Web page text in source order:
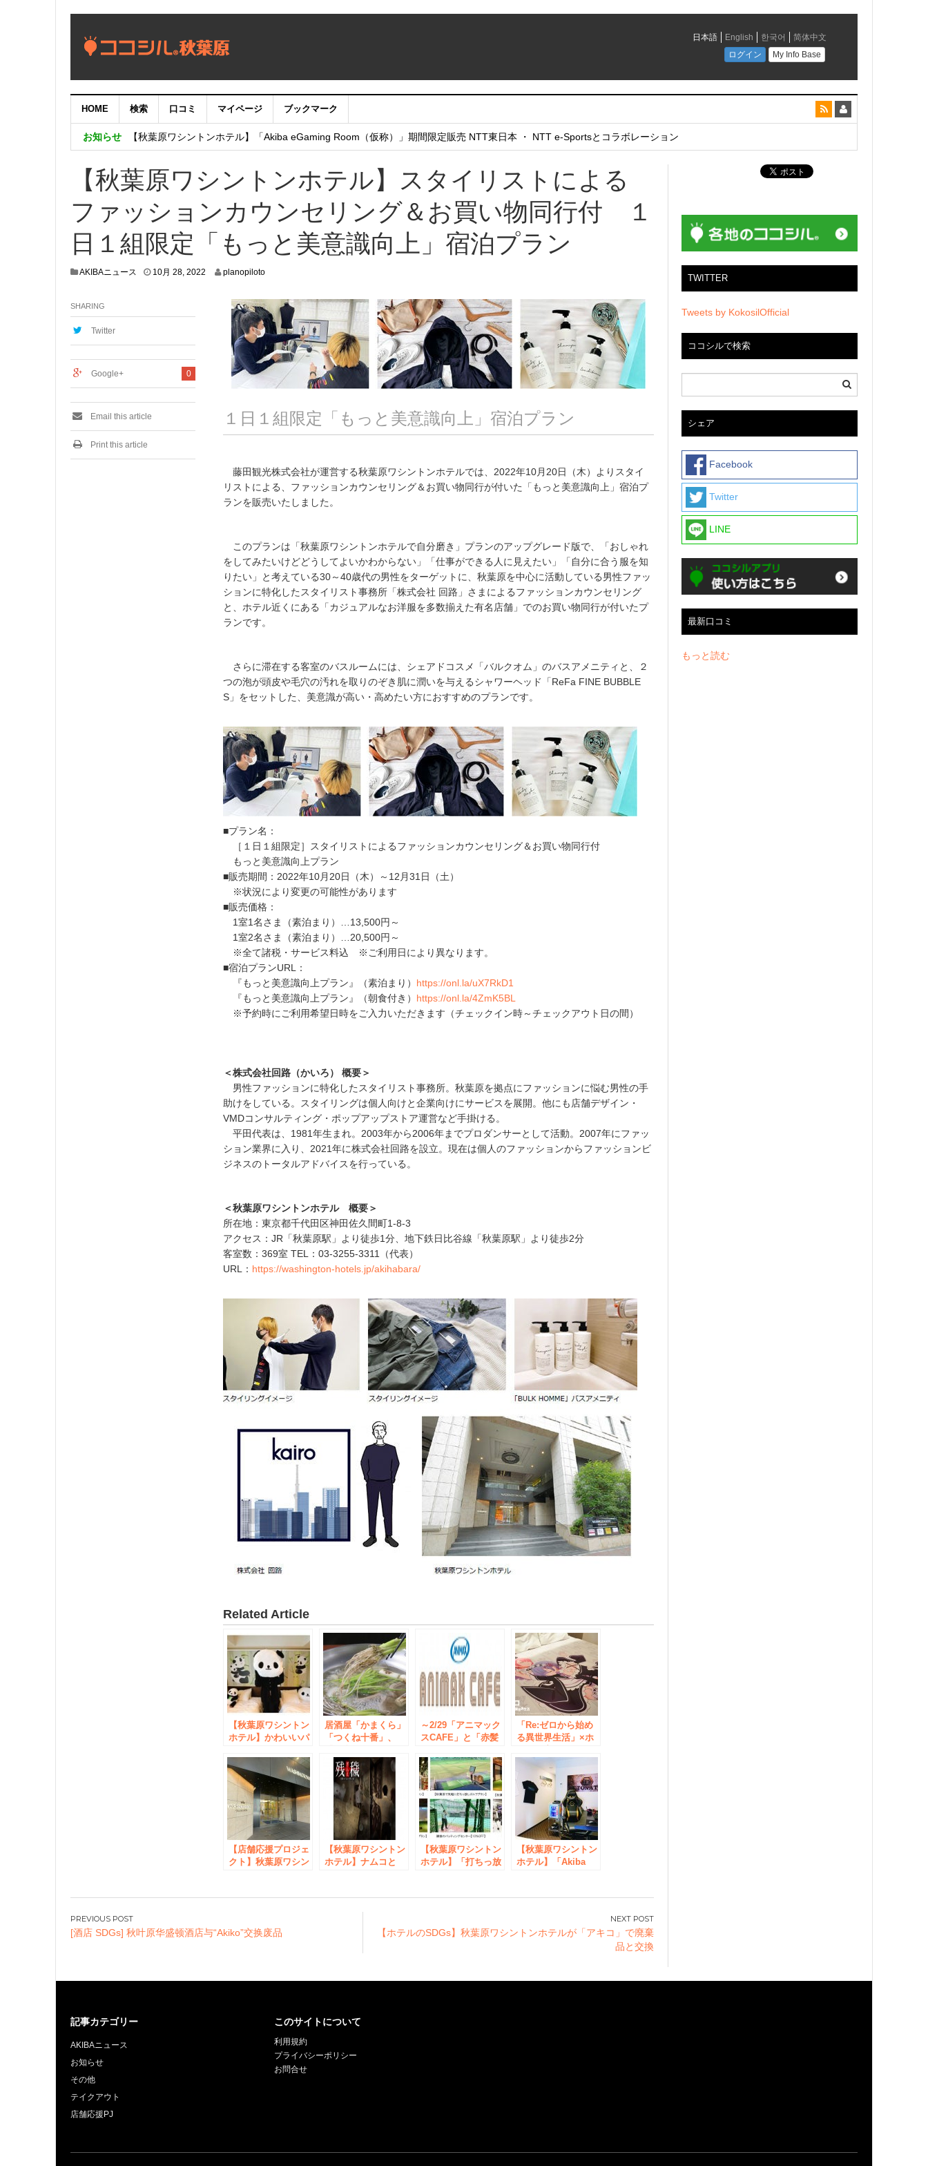
HOME 検索 口コミ マイページ ブックマーク
お知らせ
【重要：9月5日（火）22時】ココシル：アカウントサービス移行のお知らせ
【秋葉原ワシントンホテル】「Akiba eGaming Room（仮称）」期間限定販売 NTT東日本 ・ NTT e-Sportsとコラボレーション
【秋葉原ワシントンホテル】スタイリストによる
ファッションカウンセリング＆お買い物同行付 １
日１組限定「もっと美意識向上」宿泊プラン
AKIBAニュース 10月 28, 2022 planopiloto
１日１組限定「もっと美意識向上」宿泊プラン
藤田観光株式会社が運営する秋葉原ワシントンホテルでは、2022年10月20日（木）よりスタイ
リストによる、ファッションカウンセリング＆お買い物同行が付いた「もっと美意識向上」宿泊プ
ランを販売いたしました。
このプランは「秋葉原ワシントンホテルで自分磨き」プランのアップグレード版で、「おしゃれ
をしてみたいけどどうしてよいかわからない」「仕事ができる人に見えたい」「自分に合う服を知
りたい」と考えている30～40歳代の男性をターゲットに、秋葉原を中心に活動している男性ファッ
ションに特化したスタイリスト事務所「株式会社 回路」さまによるファッションカウンセリング
と、ホテル近くにある「カジュアルなお洋服を多数揃えた有名店舗」でのお買い物同行が付いたプ
ランです。
さらに滞在する客室のバスルームには、シェアドコスメ「バルクオム」のバスアメニティと、２
つの泡が頭皮や毛穴の汚れを取りのぞき肌に潤いを与えるシャワーヘッド「ReFa FINE BUBBLE
S」をセットした、美意識が高い・高めたい方におすすめのプランです。
■プラン名：
［１日１組限定］スタイリストによるファッションカウンセリング＆お買い物同行付
もっと美意識向上プラン
■販売期間：2022年10月20日（木）～12月31日（土）
※状況により変更の可能性があります
■販売価格：
1室1名さま（素泊まり）…13,500円～
1室2名さま（素泊まり）…20,500円～
※全て諸税・サービス料込 ※ご利用日により異なります。
■宿泊プランURL：
『もっと美意識向上プラン』（素泊まり） https://onl.la/uX7RkD1
『もっと美意識向上プラン』（朝食付き） https://onl.la/4ZmK5BL
※予約時にご利用希望日時をご入力いただきます（チェックイン時～チェックアウト日の間）
＜株式会社回路（かいろ） 概要＞
男性ファッションに特化したスタイリスト事務所。秋葉原を拠点にファッションに悩む男性の手
助けをしている。スタイリングは個人向けと企業向けにサービスを展開。他にも店舗デザイン・
VMDコンサルティング・ポップアップストア運営など手掛ける。
平田代表は、1981年生まれ。2003年から2006年までプロダンサーとして活動。2007年にファッ
ション業界に入り、2021年に株式会社回路を設立。現在は個人のファッションからファッションビ
ジネスのトータルアドバイスを行っている。
＜秋葉原ワシントンホテル 概要＞
所在地：東京都千代田区神田佐久間町1-8-3
アクセス：JR「秋葉原駅」より徒歩1分、地下鉄日比谷線「秋葉原駅」より徒歩2分
客室数：369室 TEL：03-3255-3311（代表）
URL： https://washington-hotels.jp/akihabara/
Related Article
【秋葉原ワシントン
ホテル】かわいいパ
トジェニックルーム
が誕生！「アキバパ
ンダハウス」宿泊プ
ラン
居酒屋「かまくら」
「つくね十番」、
供開始
～2/29「アニマック
スCAFE」と「赤髪
ャル・コラボ！
「Re:ゼロから始め
る異世界生活」×ホ
ト！
【店舗応援プロジェ
クト】秋葉原ワシン
す～
【秋葉原ワシントン
ホテル】ナムコと
を初導入「残穢【ざ
んえ】-泊まっては
【秋葉原ワシントン
ホテル】「打ちっ放
ち派？ アキバで気
【秋葉原ワシントン
ホテル】「Akiba
間限定販売 NTT東日
SHARING
Twitter
0
Google+
Email this article
Print this article
投
稿
シ
ョ
ン
[酒店 SDGs] 秋叶原华盛顿酒店与“Akiko”交换废品
【ホテルのSDGs】秋葉原ワシントンホテルが「アキコ」で廃棄
品と交換
TWITTER
Tweets by KokosilOfficial
ココシルで検索
シェア
Facebook
Twitter
LINE
最新口コミ
もっと読む
記事カテゴリー
AKIBAニュース
お知らせ
その他
テイクアウト
店舗応援PJ
このサイトについて
利用規約
プライバシーポリシー
お問合せ